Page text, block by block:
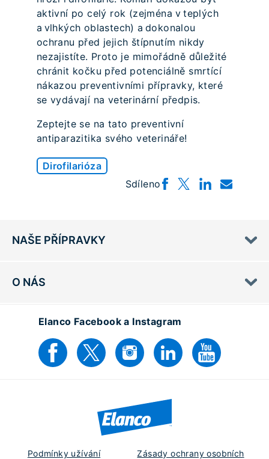
aktivní po celý rok (zejména v teplých
a vlhkých oblastech) a dokonalou
ochranu před jejich štípnutím nikdy
nezajistíte. Proto je mimořádně důležité
chránit kočku před potenciálně smrtící
nákazou preventivními přípravky, které
se vydávají na veterinární předpis.
Zeptejte se na tato preventivní
antiparazitika svého veterináře!
Dirofilarióza
Sdíleno
NAŠE PŘÍPRAVKY
O NÁS
Elanco Facebook a Instagram
Podmínky užívání Zásady ochrany osobních